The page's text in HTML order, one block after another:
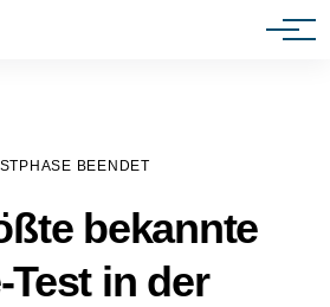
BEENDET
bekannte
Test in der